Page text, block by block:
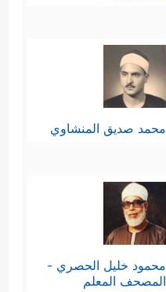
محمد صديق المنشاوي
محمود خليل الحصري -
المصحف المعلم